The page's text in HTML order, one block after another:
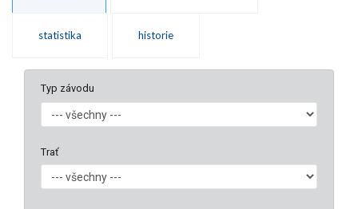
statistika historie
Typ závodu
Trať